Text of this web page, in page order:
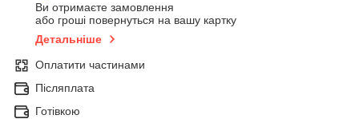
Ви отримаєте замовлення
або гроші повернуться на вашу картку
Детальніше
Оплатити частинами
Післяплата
Готівкою